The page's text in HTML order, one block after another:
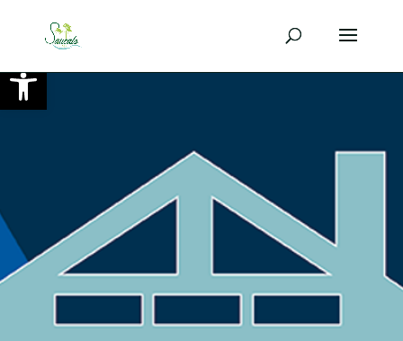
Ouvrir la barre d’outils